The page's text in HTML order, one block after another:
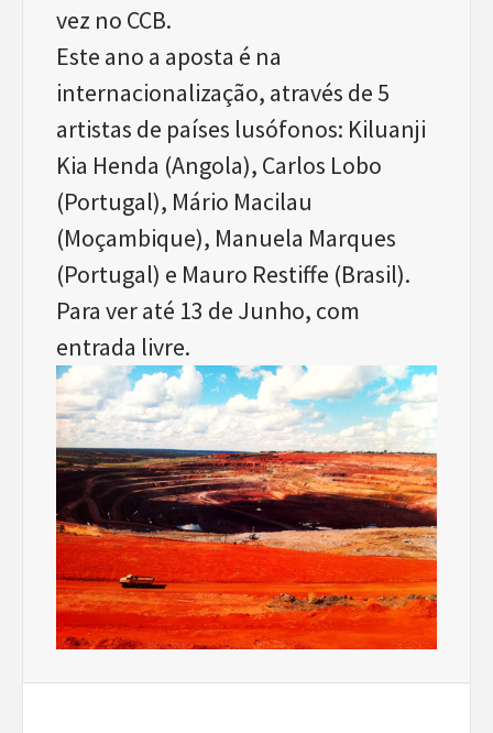
vez no CCB.
Este ano a aposta é na
internacionalização, através de 5
artistas de países lusófonos: Kiluanji
Kia Henda (Angola), Carlos Lobo
(Portugal), Mário Macilau
(Moçambique), Manuela Marques
(Portugal) e Mauro Restiffe (Brasil).
Para ver até 13 de Junho, com
entrada livre.